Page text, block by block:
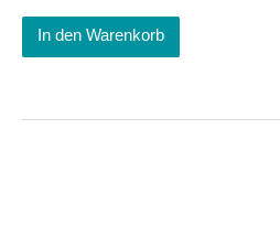
In den Warenkorb